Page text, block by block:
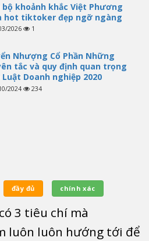
bộ khoảnh khắc Việt Phương
hot tiktoker đẹp ngỡ ngàng
2026 1
Nhượng Cổ Phần Những
tắc và quy định quan trọng
Doanh nghiệp 2020
2024 234
đầy đủ chính xác
3 tiêu chí mà
luôn luôn hướng tới để